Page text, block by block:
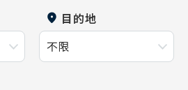
目的地